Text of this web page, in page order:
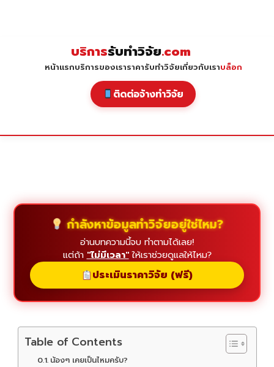
บริการรับทำวิจัย.com
หน้าแรกบริการของเราราคารับทำวิจัยเกี่ยวกับเราบล็อก
ติดต่อจ้างทำวิจัย
กำลังหาข้อมูลทำวิจัยอยู่ใช่ไหม?
อ่านบทความนี้จบ ทำตามได้เลย!
แต่ถ้า "ไม่มีเวลา"ให้เราช่วยดูแลให้ไหม?
ประเมินราคาวิจัย (ฟรี)
Table of Contents
น้องๆ เคยเป็นไหมครับ?